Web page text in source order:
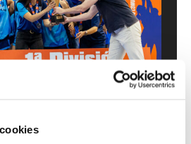
con un anfitrión más